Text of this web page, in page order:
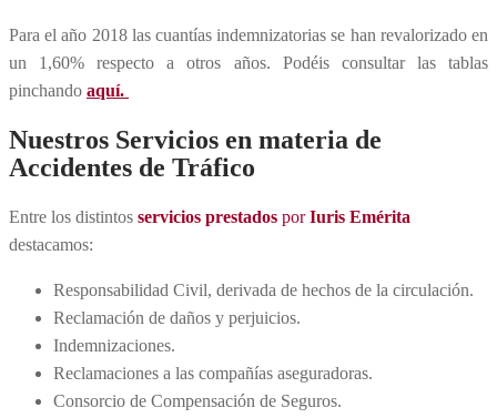
Para el año 2018 las cuantías indemnizatorias se han revalorizado en
un 1,60% respecto a otros años. Podéis consultar las tablas
pinchando aquí.
Nuestros Servicios en materia de
Accidentes de Tráfico
Entre los distintos servicios prestados porIuris Emérita
destacamos:
Responsabilidad Civil, derivada de hechos de la circulación.
Reclamación de daños y perjuicios.
Indemnizaciones.
Reclamaciones a las compañías aseguradoras.
Consorcio de Compensación de Seguros.